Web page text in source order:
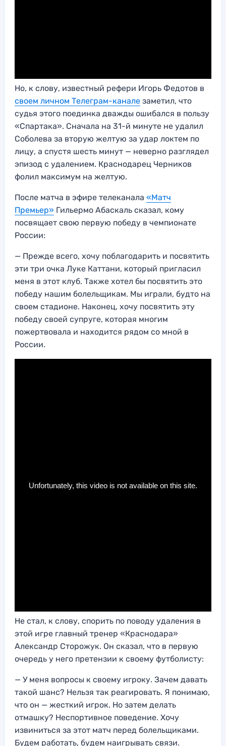
Но, к слову, известный рефери Игорь Федотов в
своем личном Телеграм-канале заметил, что
судья этого поединка дважды ошибался в пользу
«Спартака». Сначала на 31-й минуте не удалил
Соболева за вторую желтую за удар локтем по
лицу, а спустя шесть минут — неверно разглядел
эпизод с удалением. Краснодарец Черников
фолил максимум на желтую.
После матча в эфире телеканала «Матч
Премьер» Гильермо Абаскаль сказал, кому
посвящает свою первую победу в чемпионате
России:
— Прежде всего, хочу поблагодарить и посвятить
эти три очка Луке Каттани, который пригласил
меня в этот клуб. Также хотел бы посвятить это
победу нашим болельщикам. Мы играли, будто на
своем стадионе. Наконец, хочу посвятить эту
победу своей супруге, которая многим
пожертвовала и находится рядом со мной в
России.
Не стал, к слову, спорить по поводу удаления в
этой игре главный тренер «Краснодара»
Александр Сторожук. Он сказал, что в первую
очередь у него претензии к своему футболисту:
— У меня вопросы к своему игроку. Зачем давать
такой шанс? Нельзя так реагировать. Я понимаю,
что он — жесткий игрок. Но затем делать
отмашку? Неспортивное поведение. Хочу
извиниться за этот матч перед болельщиками.
Будем работать, будем наигрывать связи.